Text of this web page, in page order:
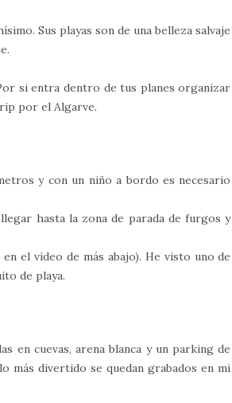
Sus playas son de una belleza salvaje
si entra dentro de tus planes organizar
por el Algarve.
y con un niño a bordo es necesario
hasta la zona de parada de furgos y
el vídeo de más abajo). He visto uno de
de playa.
en cuevas, arena blanca y un parking de
más divertido se quedan grabados en mi